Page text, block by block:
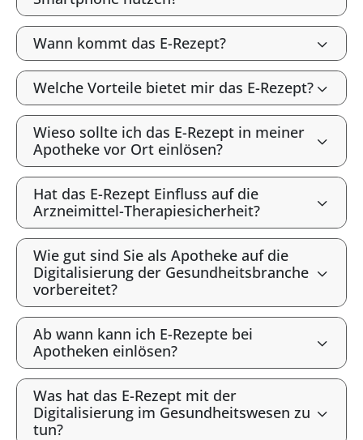
Wann kommt das E-Rezept?
Welche Vorteile bietet mir das E-Rezept?
Wieso sollte ich das E-Rezept in meiner
Apotheke vor Ort einlösen?
Hat das E-Rezept Einfluss auf die
Arzneimittel-Therapiesicherheit?
Wie gut sind Sie als Apotheke auf die
Digitalisierung der Gesundheitsbranche
vorbereitet?
Ab wann kann ich E-Rezepte bei
Apotheken einlösen?
Was hat das E-Rezept mit der
Digitalisierung im Gesundheitswesen zu
tun?